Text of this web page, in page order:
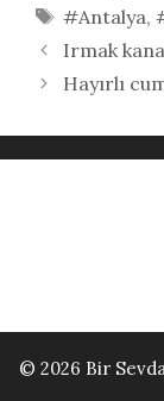
Etiketler
#Antalya,
Irmak
Hayırlı
© 2026 Bir